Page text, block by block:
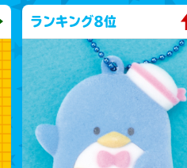
ランキング8位